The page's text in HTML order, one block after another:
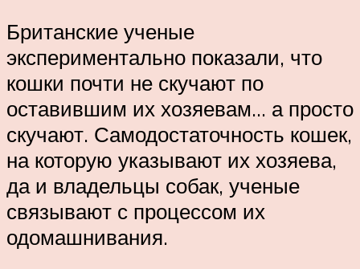
Британские ученые
экспериментально показали, что
кошки почти не скучают по
оставившим их хозяевам… а просто
скучают. Самодостаточность кошек,
на которую указывают их хозяева,
да и владельцы собак, ученые
связывают с процессом их
одомашнивания.